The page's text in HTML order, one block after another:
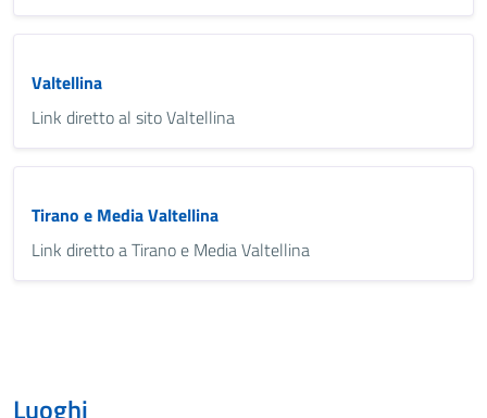
Valtellina
Link diretto al sito Valtellina
Tirano e Media Valtellina
Link diretto a Tirano e Media Valtellina
Luoghi